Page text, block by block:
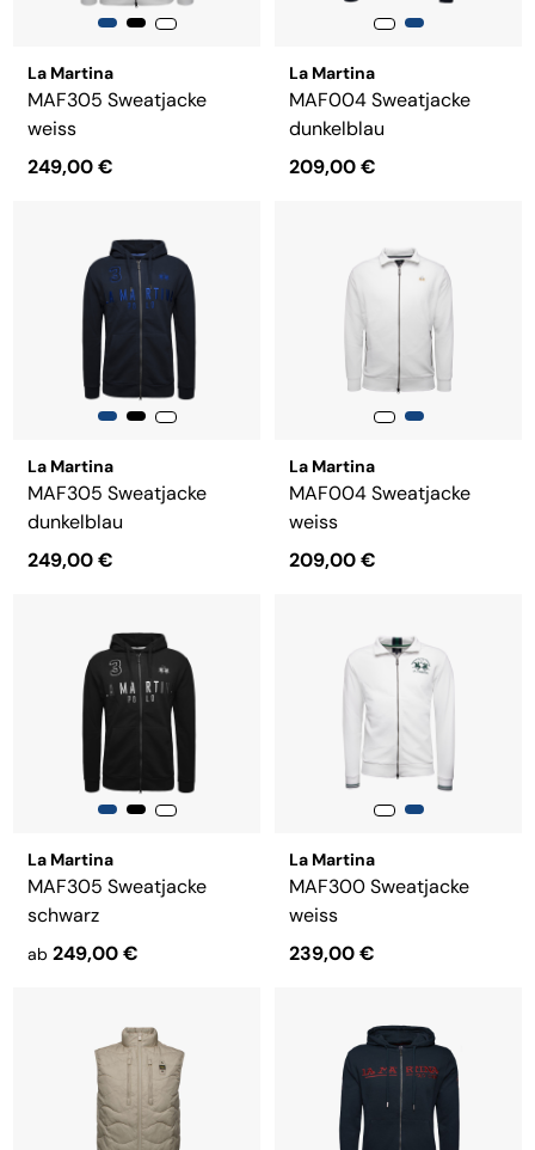
La Martina
MAF305 Sweatjacke
weiss
249,00 €
La Martina
MAF004 Sweatjacke
dunkelblau
209,00 €
La Martina
MAF305 Sweatjacke
dunkelblau
249,00 €
La Martina
MAF004 Sweatjacke
weiss
209,00 €
La Martina
MAF305 Sweatjacke
schwarz
ab 249,00 €
La Martina
MAF300 Sweatjacke
weiss
239,00 €